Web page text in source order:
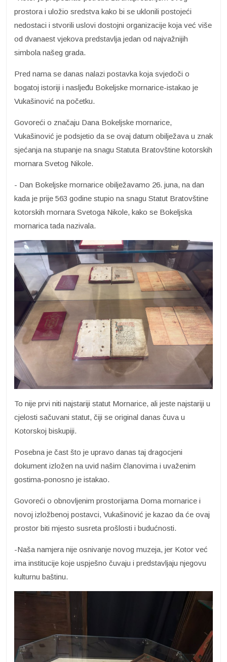
prostora i uložio sredstva kako bi se uklonili postojeći
nedostaci i stvorili uslovi dostojni organizacije koja već više
od dvanaest vjekova predstavlja jedan od najvažnijih
simbola našeg grada.
Pred nama se danas nalazi postavka koja svjedoči o
bogatoj istoriji i nasljeđu Bokeljske mornarice-istakao je
Vukašinović na početku.
Govoreći o značaju Dana Bokeljske mornarice,
Vukašinović je podsjetio da se ovaj datum obilježava u znak
sjećanja na stupanje na snagu Statuta Bratovštine kotorskih
mornara Svetog Nikole.
- Dan Bokeljske mornarice obilježavamo 26. juna, na dan
kada je prije 563 godine stupio na snagu Statut Bratovštine
kotorskih mornara Svetoga Nikole, kako se Bokeljska
mornarica tada nazivala.
To nije prvi niti najstariji statut Mornarice, ali jeste najstariji u
cjelosti sačuvani statut, čiji se original danas čuva u
Kotorskoj biskupiji.
Posebna je čast što je upravo danas taj dragocjeni
dokument izložen na uvid našim članovima i uvaženim
gostima-ponosno je istakao.
Govoreći o obnovljenim prostorijama Doma mornarice i
novoj izložbenoj postavci, Vukašinović je kazao da će ovaj
prostor biti mjesto susreta prošlosti i budućnosti.
-Naša namjera nije osnivanje novog muzeja, jer Kotor već
ima institucije koje uspješno čuvaju i predstavljaju njegovu
kulturnu baštinu.